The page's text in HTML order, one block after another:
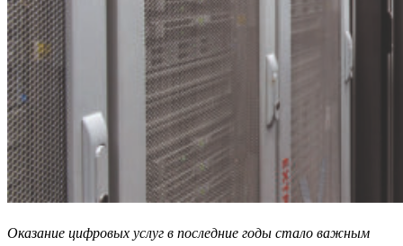
Оказание цифровых услуг в последние годы стало важным